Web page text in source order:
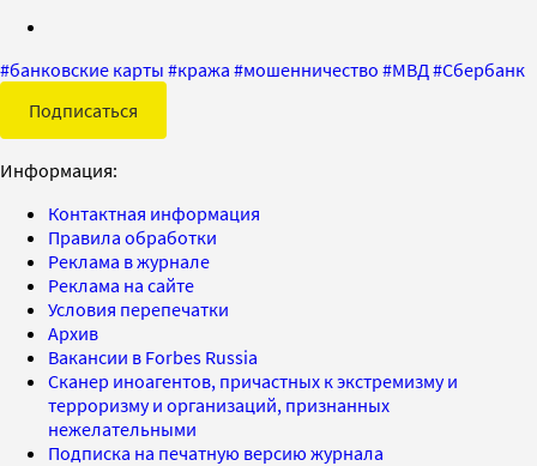
#банковские карты #кража #мошенничество #МВД #Сбербанк
Подписаться
Информация:
Контактная информация
Правила обработки
Реклама в журнале
Реклама на сайте
Условия перепечатки
Архив
Вакансии в Forbes Russia
Сканер иноагентов, причастных к экстремизму и
терроризму и организаций, признанных
нежелательными
Подписка на печатную версию журнала